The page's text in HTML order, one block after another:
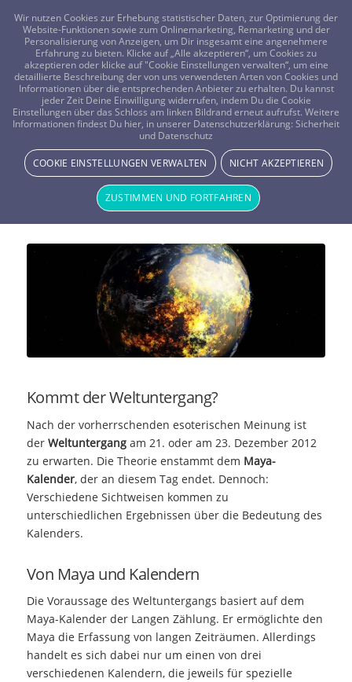
FRAGEN? KOSTENLOS ANRUFEN: 0800-8478266
Der Maya Kalender: Der
Weltuntergang aus verschiedenen
Sichtweisen
MYTHOLOGIE & MYSTIK
Kommt der Weltuntergang?
Nach der vorherrschenden esoterischen Meinung ist
der Weltuntergangam 21. oder am 23. Dezember 2012
zu erwarten. Die Theorie enstammt dem Maya-
Kalender, der an diesem Tag endet. Dennoch:
Verschiedene Sichtweisen kommen zu
unterschiedlichen Ergebnissen über die Bedeutung des
Kalenders.
Von Maya und Kalendern
Die Voraussage des Weltuntergangs basiert auf dem
Maya-Kalender der Langen Zählung. Er ermöglichte den
Maya die Erfassung von langen Zeiträumen. Allerdings
handelt es sich dabei nur um einen von drei
verschiedenen Kalendern, die jeweils für spezielle
Wir nutzen Cookies zur Erhebung statistischer Daten, zur Optimierung der
Website-Funktionen sowie zum Onlinemarketing, Remarketing und der
Personalisierung von Anzeigen, um Dir insgesamt eine angenehmere
Erfahrung zu bieten. Klicke auf „Alle akzeptieren“, um Cookies zu
akzeptieren oder klicke auf "Cookie Einstellungen verwalten“, um eine
detaillierte Beschreibung der von uns verwendeten Arten von Cookies und
Informationen über die entsprechenden Anbieter zu erhalten. Du kannst
jeder Zeit Deine Einwilligung widerrufen, indem Du die Cookie
Einstellungen über das Schloss am linken Bildrand erneut aufrufst. Weitere
Informationen findest Du hier, in unserer Datenschutzerklärung: Sicherheit
und Datenschutz
COOKIE EINSTELLUNGEN VERWALTEN NICHT AKZEPTIEREN
ZUSTIMMEN UND FORTFAHREN